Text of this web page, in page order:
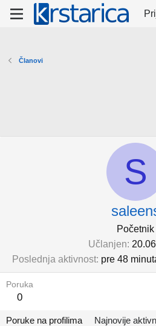
Članovi
S
Početnik
Učlanjen
Poslednja aktivnost pre 48
Poruka
0
Poruke na profilima Najnovije